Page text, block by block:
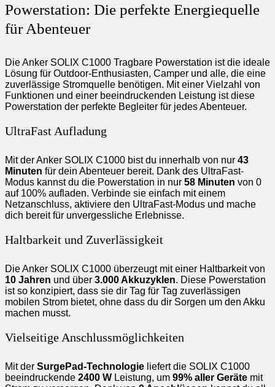
Powerstation: Die perfekte Energiequelle
für Abenteuer
Die Anker SOLIX C1000 Tragbare Powerstation ist die ideale
Lösung für Outdoor-Enthusiasten, Camper und alle, die eine
zuverlässige Stromquelle benötigen. Mit einer Vielzahl von
Funktionen und einer beeindruckenden Leistung ist diese
Powerstation der perfekte Begleiter für jedes Abenteuer.
UltraFast Aufladung
Mit der Anker SOLIX C1000 bist du innerhalb von nur 43
Minuten für dein Abenteuer bereit. Dank des UltraFast-
Modus kannst du die Powerstation in nur 58 Minuten von 0
auf 100% aufladen. Verbinde sie einfach mit einem
Netzanschluss, aktiviere den UltraFast-Modus und mache
dich bereit für unvergessliche Erlebnisse.
Haltbarkeit und Zuverlässigkeit
Die Anker SOLIX C1000 überzeugt mit einer Haltbarkeit von
10 Jahren und über 3.000 Akkuzyklen. Diese Powerstation
ist so konzipiert, dass sie dir Tag für Tag zuverlässigen
mobilen Strom bietet, ohne dass du dir Sorgen um den Akku
machen musst.
Vielseitige Anschlussmöglichkeiten
Mit der SurgePad-Technologie liefert die SOLIX C1000
beeindruckende 2400 W Leistung, um 99% aller Geräte mit